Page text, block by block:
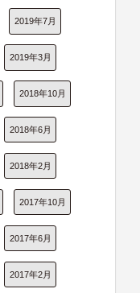
2019年7月
2019年3月
2018年10月
2018年6月
2018年2月
2017年10月
2017年6月
2017年2月